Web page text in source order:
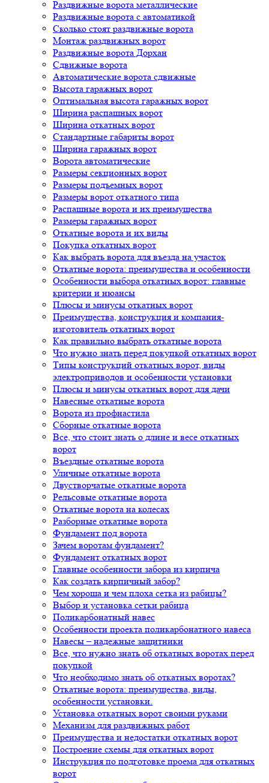
Раздвижные ворота металлические
Раздвижные ворота с автоматикой
Сколько стоят раздвижные ворота
Монтаж раздвижных ворот
Раздвижные ворота Дорхан
Сдвижные ворота
Автоматические ворота сдвижные
Высота гаражных ворот
Оптимальная высота гаражных ворот
Ширина распашных ворот
Ширина откатных ворот
Стандартные габариты ворот
Ширина гаражных ворот
Ворота автоматические
Размеры секционных ворот
Размеры подъемных ворот
Размеры ворот откатного типа
Распашные ворота и их преимущества
Размеры гаражных ворот
Откатные ворота и их виды
Покупка откатных ворот
Как выбрать ворота для въезда на участок
Откатные ворота: преимущества и особенности
Особенности выбора откатных ворот: главные
критерии и нюансы
Плюсы и минусы откатных ворот
Преимущества, конструкция и компания-
изготовитель откатных ворот
Как правильно выбрать откатные ворота
Что нужно знать перед покупкой откатных ворот
Типы конструкций откатных ворот, виды
электроприводов и особенности установки
Плюсы и минусы откатных ворот для дачи
Навесные откатные ворота
Ворота из профнастила
Сборные откатные ворота
Все, что стоит знать о длине и весе откатных
ворот
Въездные откатные ворота
Уличные откатные ворота
Двустворчатые откатные ворота
Рельсовые откатные ворота
Откатные ворота на колесах
Разборные откатные ворота
Фундамент под ворота
Зачем воротам фундамент?
Фундамент откатных ворот
Главные особенности забора из кирпича
Как создать кирпичный забор?
Чем хороша и чем плоха сетка из рабицы?
Выбор и установка сетки рабица
Поликарбонатный навес
Особенности проекта поликарбонатного навеса
Навесы – надежные защитники
Все, что нужно знать об откатных воротах перед
покупкой
Что необходимо знать об откатных воротах?
Откатные ворота: преимущества, виды,
особенности установки.
Установка откатных ворот своими руками
Механизм для раздвижных работ
Преимущества и недостатки откатных ворот
Построение схемы для откатных ворот
Инструкция по подготовке проема для откатных
ворот